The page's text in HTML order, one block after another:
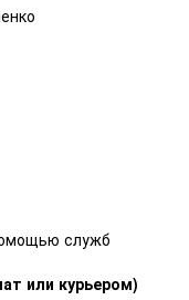
служб
или курьером)